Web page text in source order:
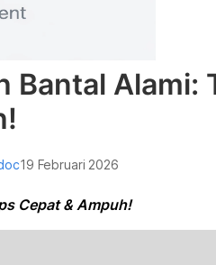
Bantal Alami:
19 Februari 2026
Cepat & Ampuh!